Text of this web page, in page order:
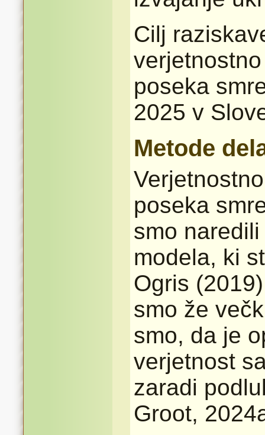
Cilj
poseka
2025 v
Metode
poseka
smo
modela, ki
Ogris
smo že
smo, da je
verjetnost
zaradi
Groot,